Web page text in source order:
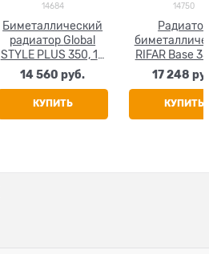
14684
Биметаллический
радиатор Global
STYLE PLUS 350, 14
секций
14 560 руб.
КУПИТЬ
14750
RIFAR Base
секций
17 248
КУПИТЬ